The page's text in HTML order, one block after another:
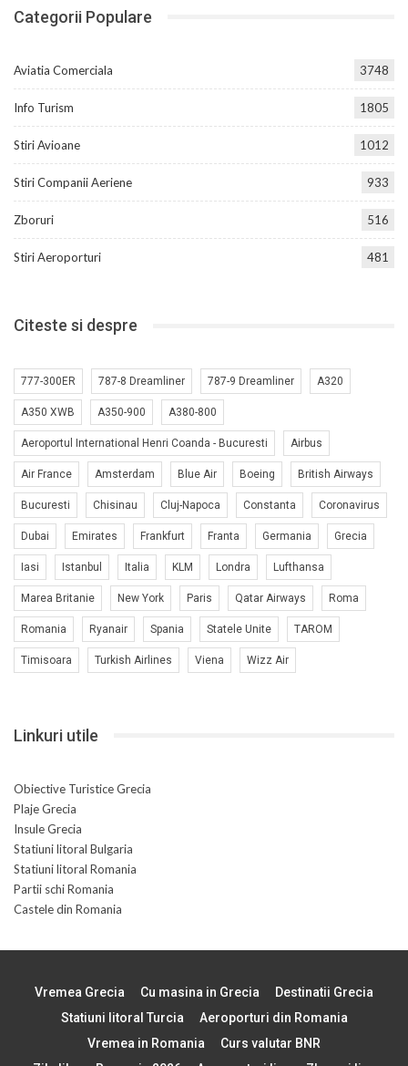
Categorii Populare
Aviatia Comerciala 3748
Info Turism 1805
Stiri Avioane 1012
Stiri Companii Aeriene 933
Zboruri 516
Stiri Aeroporturi 481
Citeste si despre
777-300ER 787-8 Dreamliner 787-9 Dreamliner A320
A350 XWB A350-900 A380-800
Aeroportul International Henri Coanda - Bucuresti Airbus
Air France Amsterdam Blue Air Boeing British Airways
Bucuresti Chisinau Cluj-Napoca Constanta Coronavirus
Dubai Emirates Frankfurt Franta Germania Grecia
Iasi Istanbul Italia KLM Londra Lufthansa
Marea Britanie New York Paris Qatar Airways Roma
Romania Ryanair Spania Statele Unite TAROM
Timisoara Turkish Airlines Viena Wizz Air
Linkuri utile
Obiective Turistice Grecia
Plaje Grecia
Insule Grecia
Statiuni litoral Bulgaria
Statiuni litoral Romania
Partii schi Romania
Castele din Romania
Vremea Grecia Cu masina in Grecia
Destinatii Grecia
Statiuni litoral Turcia
Aeroporturi din Romania
Vremea in Romania
Curs valutar BNR